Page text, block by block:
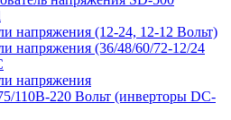
напряжения (12-24, 12-12 Вольт)
напряжения (36/48/60/72-12/24
напряжения
110В-220 Вольт (инверторы DC-